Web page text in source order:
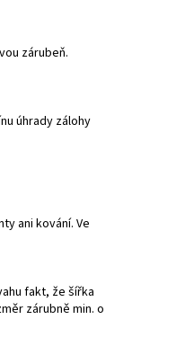
zárubeň.
úhrady zálohy
ani kování. Ve
fakt, že šířka
zárubně min. o